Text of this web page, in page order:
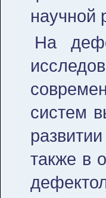
научной
На
систем
также в